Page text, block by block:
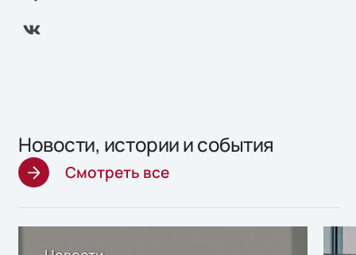
Новости, истории и события
Смотреть все